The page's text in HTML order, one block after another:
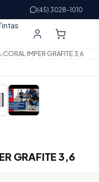
(45) 3028-1010
›CORAL IMPER GRAFITE 3,6
GRAFITE 3,6